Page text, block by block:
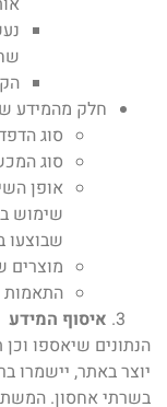
חלק מהמידע
סוג
סוג
אופן
שימוש
שבוצעו
מוצרים
איסוף המידע
הנתונים שיאספו
יוצר באתר, יישמרו
בשרתי אחסון.